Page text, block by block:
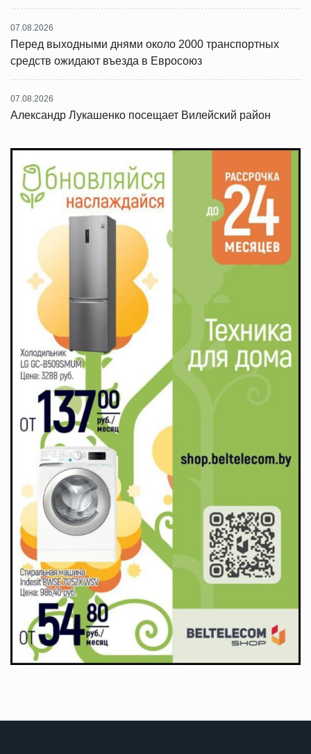
07.08.2026
Перед выходными днями около 2000 транспортных
средств ожидают въезда в Евросоюз
07.08.2026
Александр Лукашенко посещает Вилейский район